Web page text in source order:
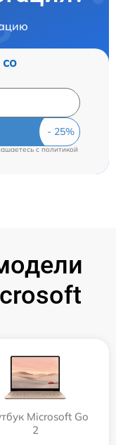
cполитикой
Microsoft Go
2